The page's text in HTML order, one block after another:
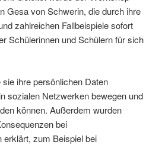
Gesa von Schwerin, die durch ihre
zahlreichen Fallbeispiele sofort
Schülerinnen und Schülern für sich
ihre persönlichen Daten
sozialen Netzwerken bewegen und
können. Außerdem wurden
bei
zum Beispiel bei